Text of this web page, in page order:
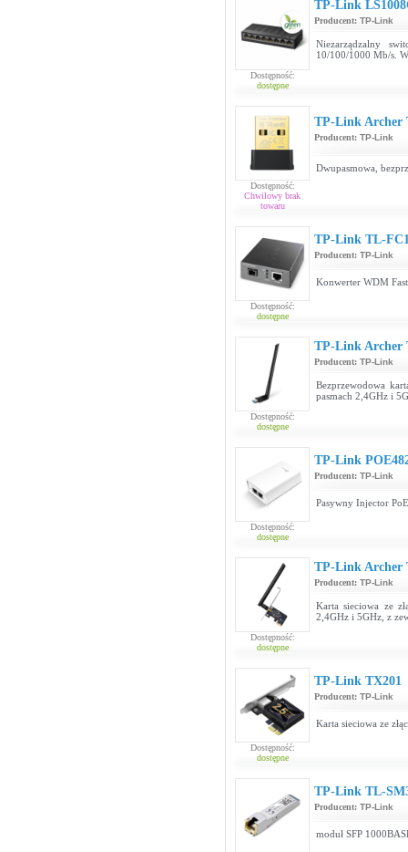
Dostępność:
dostępne
TP-Link
Producent: TP-Link
Niezarządzalny
10/100/1000 Mb/s.
Dostępność:
Chwilowy brak
towaru
TP-Link Archer
Producent: TP-Link
Dwupasmowa,
Dostępność:
dostępne
TP-Link TL-
Producent: TP-Link
Konwerter WDM
Dostępność:
dostępne
TP-Link Archer
Producent: TP-Link
Bezprzewodowa
pasmach 2,4GHz i
Dostępność:
dostępne
TP-Link
Producent: TP-Link
Pasywny Injector
Dostępność:
dostępne
TP-Link Archer
Producent: TP-Link
Karta sieciowa ze
2,4GHz i 5GHz, z
Dostępność:
dostępne
TP-Link TX201
Producent: TP-Link
Karta sieciowa ze
TP-Link TL-
Producent: TP-Link
moduł SFP